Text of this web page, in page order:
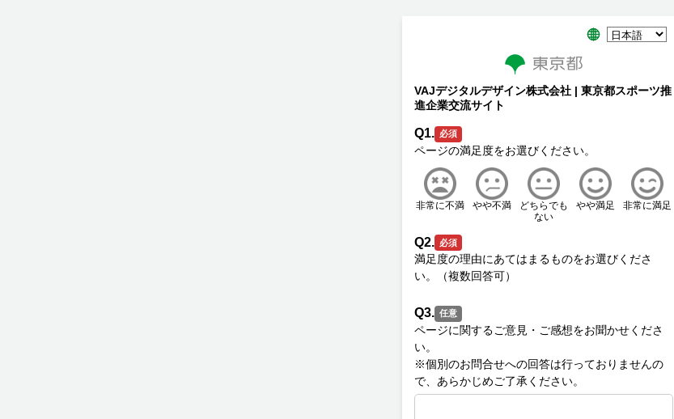
VAJデジタルデザイン株式会社 | 東京都スポーツ推
進企業交流サイト
Q1. 必須
非常に不満 やや不満
どちらでも
ない
やや満足 非常に満足
Q2. 必須
満足度の理由にあてはまるものをお選びくださ
Q3. 任意
ページに関するご意見・ご感想をお聞かせくださ
い。
※個別のお問合せへの回答は行っておりませんの